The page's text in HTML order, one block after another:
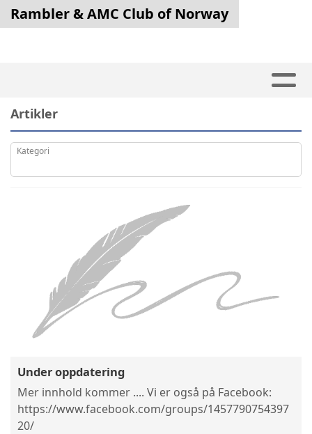
Rambler & AMC Club of Norway
Artikler
Kategori
Under oppdatering
Mer innhold kommer .... Vi er også på Facebook:
https://www.facebook.com/groups/1457790754397
20/